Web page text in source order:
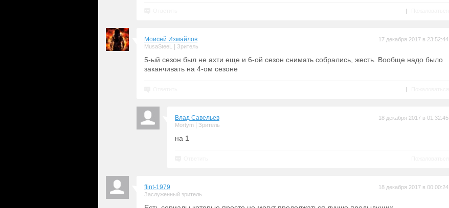
|
Моисей Измайлов
MusaSteeL Зритель
17 декабря 2017 в 23:52:44
5-ый сезон был не ахти еще и 6-ой сезон снимать собрались, жесть. Вообще надо было
заканчивать на 4-ом сезоне
|
Влад Савельев
Mortym Зритель
18 декабря 2017 в 01:32:45
на 1
flint-1979
Заслуженный зритель
18 декабря 2017 в 00:00:24